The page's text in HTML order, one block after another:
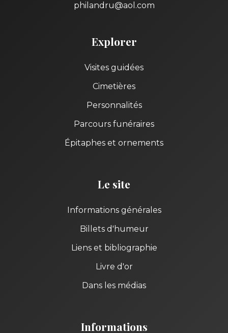
philandru@aol.com
Explorer
Visites guidées
Cimetières
Personnalités
Parcours funéraires
Épitaphes et ornements
Le site
Informations générales
Billets d'humeur
Liens et bibliographie
Livre d'or
Dans les médias
Informations